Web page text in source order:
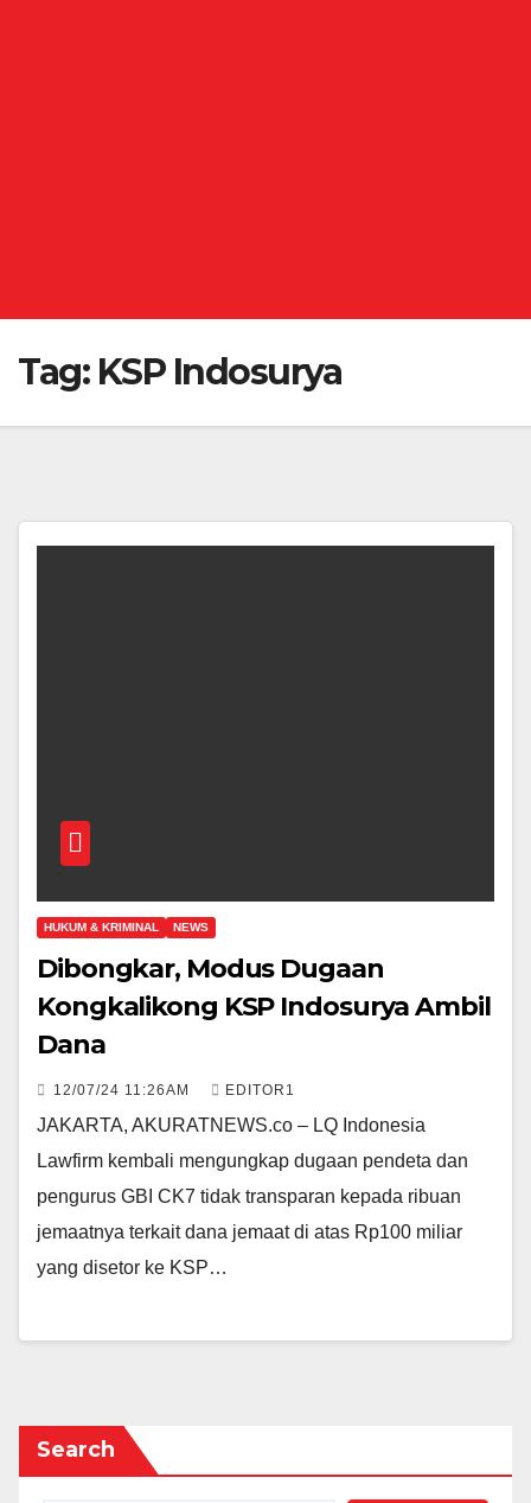
Tag: KSP Indosurya
HUKUM & KRIMINAL NEWS
Dibongkar, Modus Dugaan
Kongkalikong KSP Indosurya Ambil
Dana
12/07/24 11:26AM EDITOR1
JAKARTA, AKURATNEWS.co – LQ Indonesia
Lawfirm kembali mengungkap dugaan pendeta dan
pengurus GBI CK7 tidak transparan kepada ribuan
jemaatnya terkait dana jemaat di atas Rp100 miliar
yang disetor ke KSP…
Search